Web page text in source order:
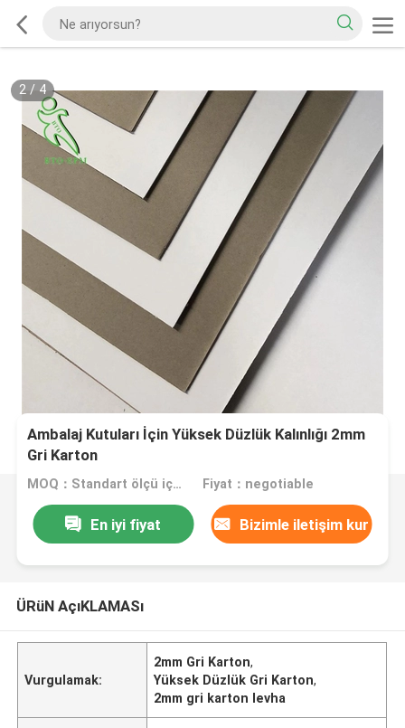
2/ 4
Ambalaj Kutuları İçin Yüksek Düzlük Kalınlığı 2mm
Gri Karton
MOQ：Standart ölçü için 15 ton Fiyat：negotiable
En iyi fiyat Bizimle iletişim kur
ÜRüN AçıKLAMASı
Vurgulamak:
2mm Gri Karton,
Yüksek Düzlük Gri Karton,
2mm gri karton levha